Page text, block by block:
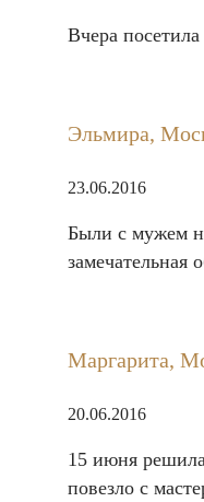
Вчера
Эльмира,
23.06.2016
Были с мужем
замечательная
Маргарита,
20.06.2016
15 июня
повезло с